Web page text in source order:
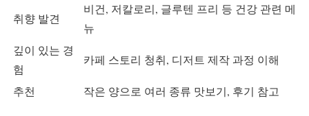
취향 발견
비건, 저칼로리, 글루텐 프리 등 건강 관련 메
뉴
깊이 있는 경
험
카페 스토리 청취, 디저트 제작 과정 이해
추천 작은 양으로 여러 종류 맛보기, 후기 참고